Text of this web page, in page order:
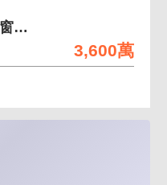
3,600萬
稀有圓山商圈正大馬路角窗黃金店面